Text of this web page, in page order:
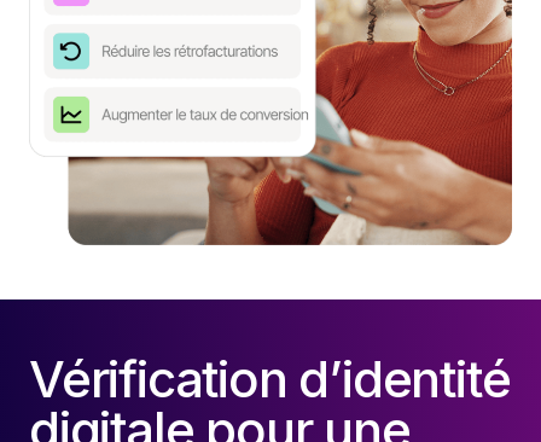
Vérification d’identité
digitale pour une